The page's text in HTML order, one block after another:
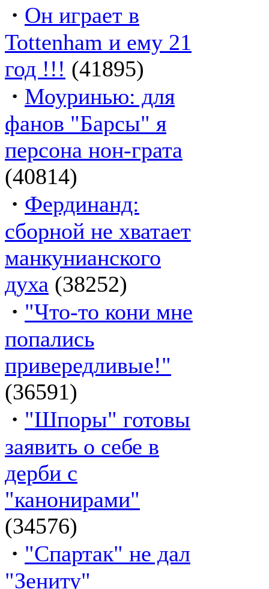
· Он играет в
Tottenham и ему 21
год !!! (41895)
· Моуринью: для
фанов "Барсы" я
персона нон-грата
(40814)
· Фердинанд:
сборной не хватает
манкунианского
духа (38252)
· "Что-то кони мне
попались
привередливые!"
(36591)
· "Шпоры" готовы
заявить о себе в
дерби с
"канонирами"
(34576)
· "Спартак" не дал
"Зениту"